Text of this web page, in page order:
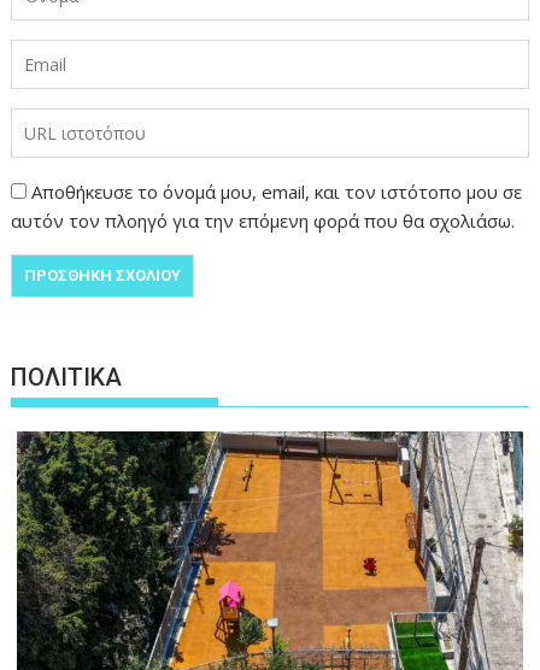
Αποθήκευσε το όνομά μου, email, και τον ιστότοπο μου σε
αυτόν τον πλοηγό για την επόμενη φορά που θα σχολιάσω.
ΠΟΛΙΤΙΚΑ